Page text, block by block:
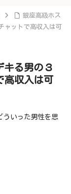
銀座高級ホス
ャットで高収入は可
キる男の３
高収入は可
ういった男性を思